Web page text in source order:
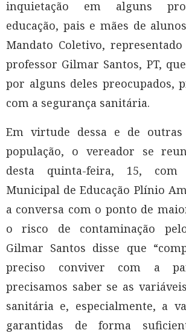
inquietação em alguns
educação, pais e mães de
Mandato Coletivo,
professor Gilmar Santos, PT,
por alguns deles preocupados,
com a segurança sanitária.
Em virtude dessa e de outras
população, o vereador se
desta quinta-feira, 15, com
Municipal de Educação Plínio
a conversa com o ponto de
o risco de contaminação
Gilmar Santos disse que
preciso conviver com a
precisamos saber se as
sanitária e, especialmente, a
garantidas de forma